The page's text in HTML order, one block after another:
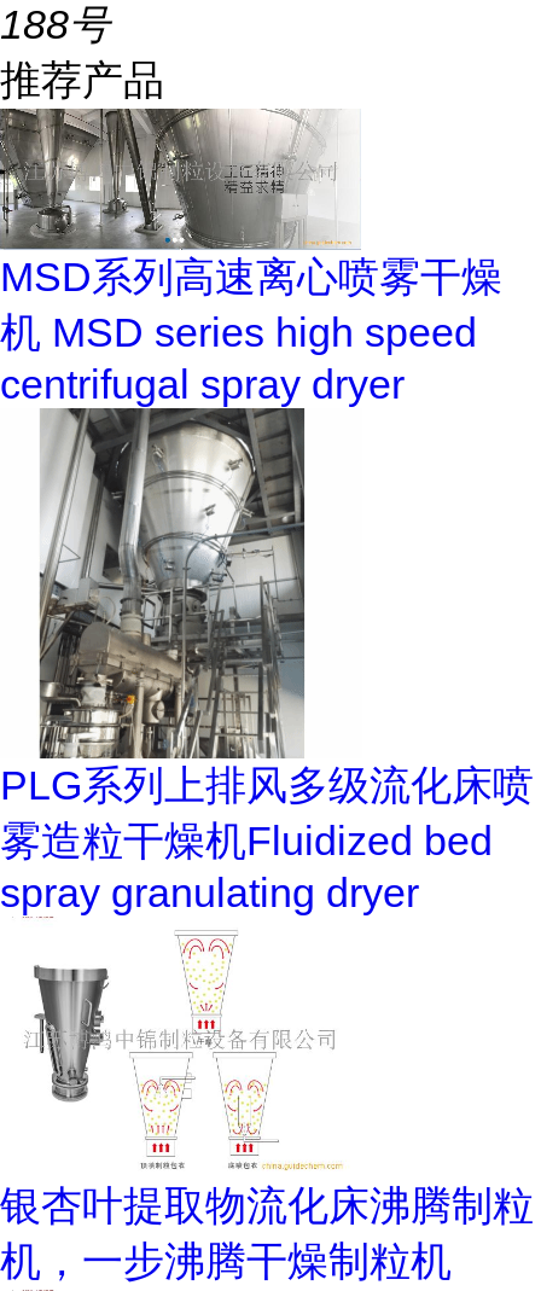
188号
推荐产品
MSD系列高速离心喷雾干燥
机 MSD series high speed
centrifugal spray dryer
PLG系列上排风多级流化床喷
雾造粒干燥机Fluidized bed
spray granulating dryer
银杏叶提取物流化床沸腾制粒
机，一步沸腾干燥制粒机